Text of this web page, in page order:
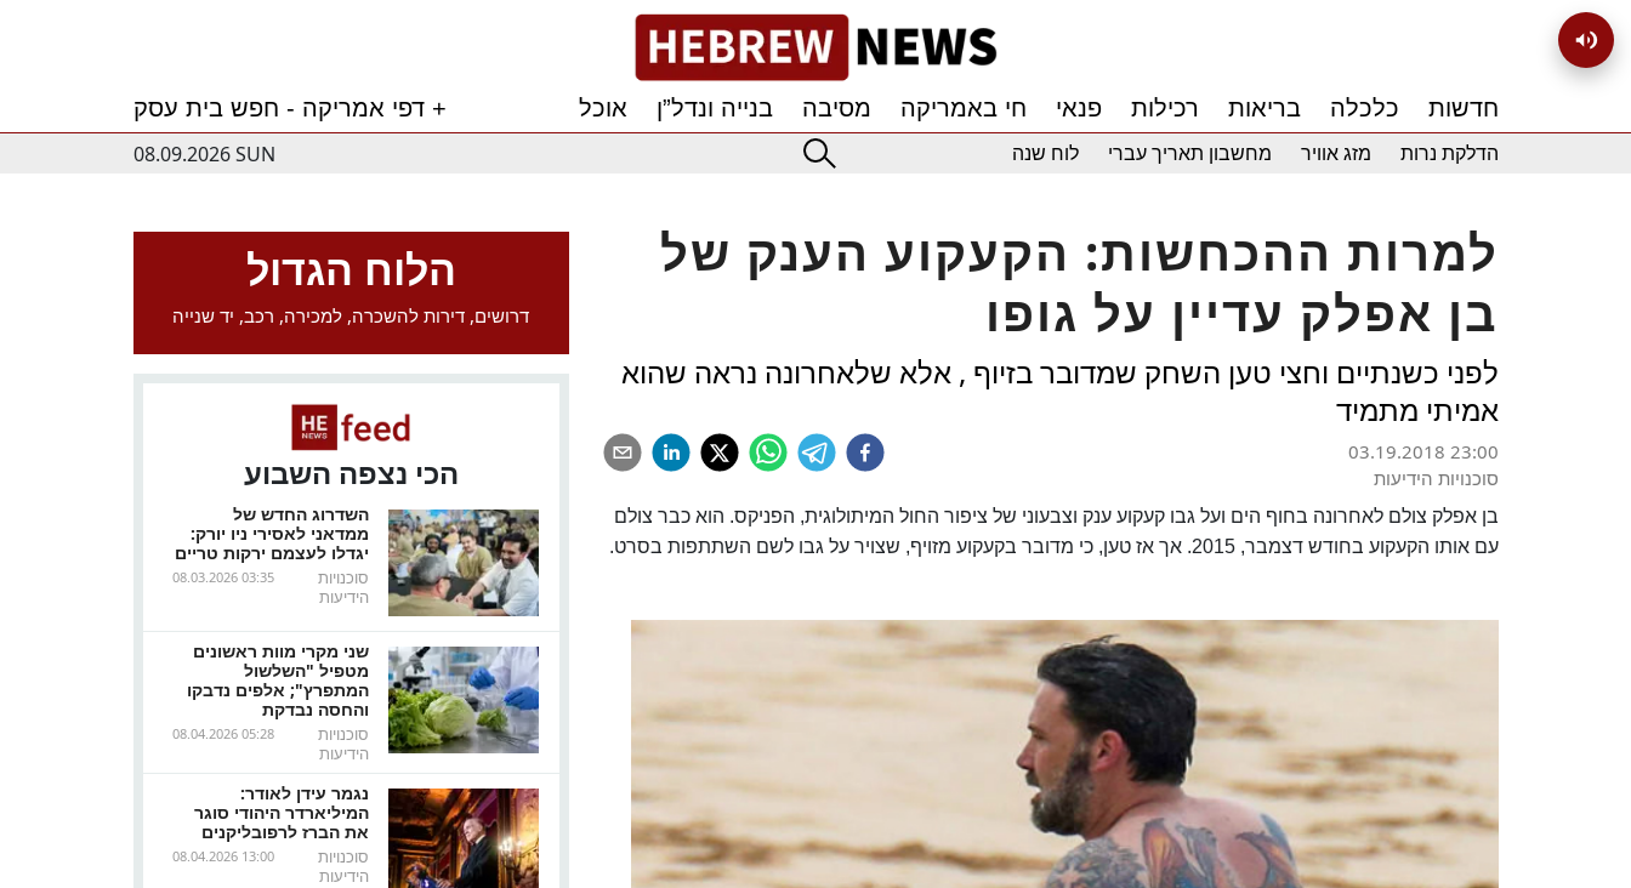
דפי אמריקה - חפש בית עסק + חדשות כלכלה בריאות רכילות פנאי חי באמריקה מסיבה בנייה ונדל”ן
אוכל
08.09.2026 SUN
הדלקת נרות מזג אוויר מחשבון תאריך עברי לוח שנה
הלוח הגדול
דרושים, דירות להשכרה, למכירה, רכב, יד שנייה
הכי נצפה השבוע
השדרוג החדש של
ממדאני לאסירי ניו יורק:
יגדלו לעצמם ירקות טריים
08.03.2026 03:35
סוכנויות
הידיעות
שני מקרי מוות ראשונים
מטפיל "השלשול
המתפרץ"; אלפים נדבקו
והחסה נבדקת
08.04.2026 05:28
סוכנויות
הידיעות
נגמר עידן לאודר:
המיליארדר היהודי סוגר
את הברז לרפובליקנים
08.04.2026 13:00
סוכנויות
הידיעות
למרות ההכחשות: הקעקוע הענק של
בן אפלק עדיין על גופו
לפני כשנתיים וחצי טען השחק שמדובר בזיוף , אלא שלאחרונה נראה שהוא
אמיתי מתמיד
03.19.2018 23:00
סוכנויות הידיעות
בן אפלק צולם לאחרונה בחוף הים ועל גבו קעקוע ענק וצבעוני של ציפור החול המיתולוגית, הפניקס. הוא כבר צולם
עם אותו הקעקוע בחודש דצמבר, 2015. אך אז טען, כי מדובר בקעקוע מזויף, שצויר על גבו לשם השתתפות בסרט.